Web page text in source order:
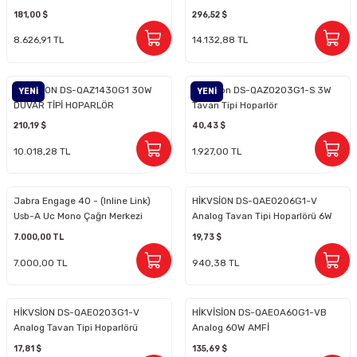
Keypad-Tuş Takımı Ürünler
Hırsız Alarm Aksesuarlar
Port Switch Siyah Ip Villa
181,00 $
8.626,91 TL
296,52 $
14.132,88 TL
YENİ
HİKVİSİON DS-QAZ1430G1 30W
DUVAR TİPİ HOPARLÖR
210,19 $
10.018,28 TL
YENİ
Hikvision DS-QAZ0203G1-S 3W
Tavan Tipi Hoparlör
40,43 $
1.927,00 TL
Jabra Engage 40 - (Inline Link)
Usb-A Uc Mono Çağrı Merkezi
Kulaklığı
7.000,00 TL
7.000,00 TL
HİKVSİON DS-QAE0206G1-V
Analog Tavan Tipi Hoparlörü 6W
19,73 $
940,38 TL
HİKVSİON DS-QAE0203G1-V
Analog Tavan Tipi Hoparlörü
3W
17,81 $
HİKVİSİON DS-QAE0A60G1-VB
Analog 60W AMFİ
135,69 $